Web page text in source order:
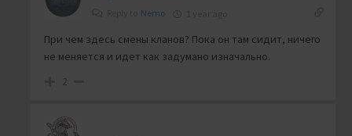
Nemo
При чем здесь смены кланов? Пока он там сидит, ничего
не меняется и идет как задумано изначально.
2